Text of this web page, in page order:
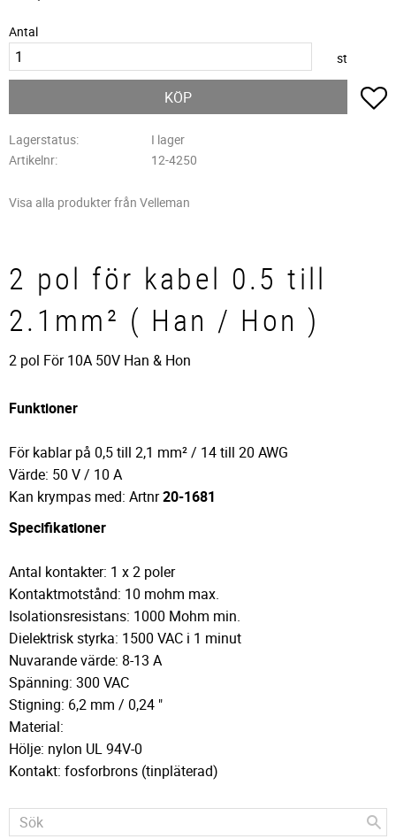
Antal
st
KÖP
Lagerstatus
I lager
Artikelnr
12-4250
Visa alla produkter från Velleman
2 pol för kabel 0.5 till
2.1mm² ( Han / Hon )
2 pol För 10A 50V Han & Hon
Funktioner
För kablar på 0,5 till 2,1 mm² / 14 till 20 AWG
Värde: 50 V / 10 A
Kan krympas med: Artnr20-1681
Specifikationer
Antal kontakter: 1 x 2 poler
Kontaktmotstånd: 10 mohm max.
Isolationsresistans: 1000 Mohm min.
Dielektrisk styrka: 1500 VAC i 1 minut
Nuvarande värde: 8-13 A
Spänning: 300 VAC
Stigning: 6,2 mm / 0,24 "
Material:
Hölje: nylon UL 94V-0
Kontakt: fosforbrons (tinpläterad)